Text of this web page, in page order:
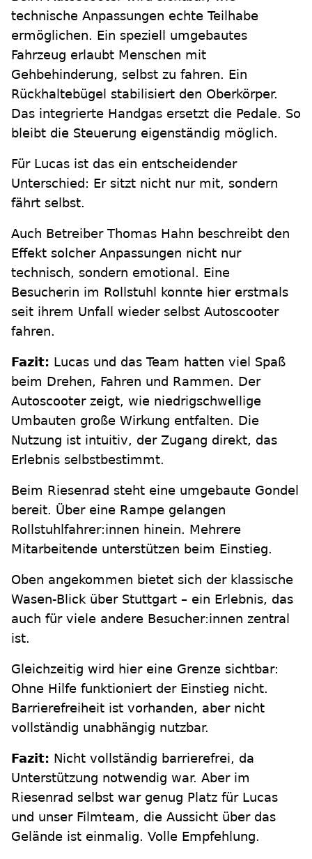
technische Anpassungen echte Teilhabe
ermöglichen. Ein speziell umgebautes
Fahrzeug erlaubt Menschen mit
Gehbehinderung, selbst zu fahren. Ein
Rückhaltebügel stabilisiert den Oberkörper.
Das integrierte Handgas ersetzt die Pedale. So
bleibt die Steuerung eigenständig möglich.
Für Lucas ist das ein entscheidender
Unterschied: Er sitzt nicht nur mit, sondern
fährt selbst.
Auch Betreiber Thomas Hahn beschreibt den
Effekt solcher Anpassungen nicht nur
technisch, sondern emotional. Eine
Besucherin im Rollstuhl konnte hier erstmals
seit ihrem Unfall wieder selbst Autoscooter
fahren.
Fazit: Lucas und das Team hatten viel Spaß
beim Drehen, Fahren und Rammen. Der
Autoscooter zeigt, wie niedrigschwellige
Umbauten große Wirkung entfalten. Die
Nutzung ist intuitiv, der Zugang direkt, das
Erlebnis selbstbestimmt.
Beim Riesenrad steht eine umgebaute Gondel
bereit. Über eine Rampe gelangen
Rollstuhlfahrer:innen hinein. Mehrere
Mitarbeitende unterstützen beim Einstieg.
Oben angekommen bietet sich der klassische
Wasen-Blick über Stuttgart – ein Erlebnis, das
auch für viele andere Besucher:innen zentral
ist.
Gleichzeitig wird hier eine Grenze sichtbar:
Ohne Hilfe funktioniert der Einstieg nicht.
Barrierefreiheit ist vorhanden, aber nicht
vollständig unabhängig nutzbar.
Fazit: Nicht vollständig barrierefrei, da
Unterstützung notwendig war. Aber im
Riesenrad selbst war genug Platz für Lucas
und unser Filmteam, die Aussicht über das
Gelände ist einmalig. Volle Empfehlung.